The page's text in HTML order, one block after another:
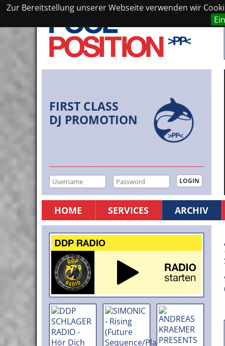
Zur Bereitstellung unserer Webseite verwenden wir
FIRST CLASS
DJ PROMOTION
HOME SERVICES ARCHIV